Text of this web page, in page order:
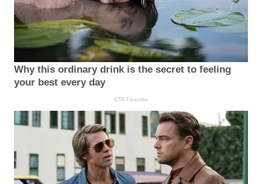
Why this ordinary drink is the secret to feeling
your best every day
CTA Favorite